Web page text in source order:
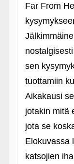
Far From
sen
tuottamiin
Aikakausi
jotakin mitä
jota se
Elokuvassa
katsojien